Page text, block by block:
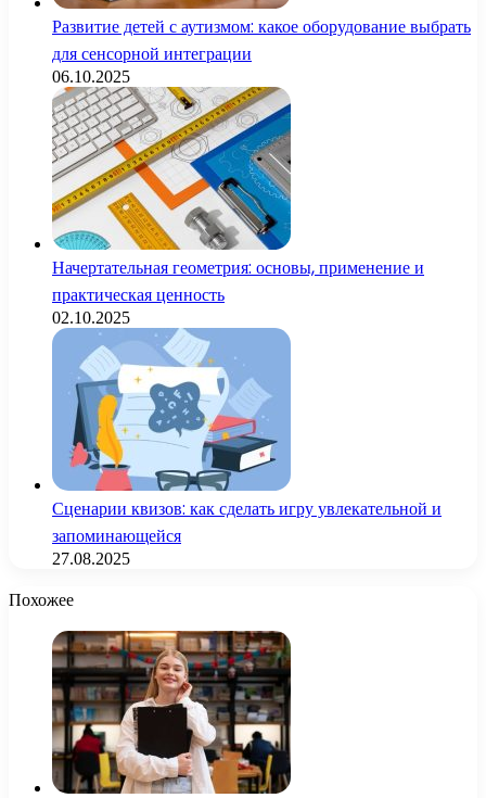
Развитие детей с аутизмом: какое оборудование выбрать
для сенсорной интеграции
06.10.2025
Начертательная геометрия: основы, применение и
практическая ценность
02.10.2025
Сценарии квизов: как сделать игру увлекательной и
запоминающейся
27.08.2025
Похожее